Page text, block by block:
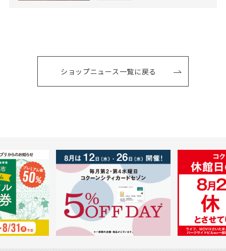
ショップニュース一覧に戻る